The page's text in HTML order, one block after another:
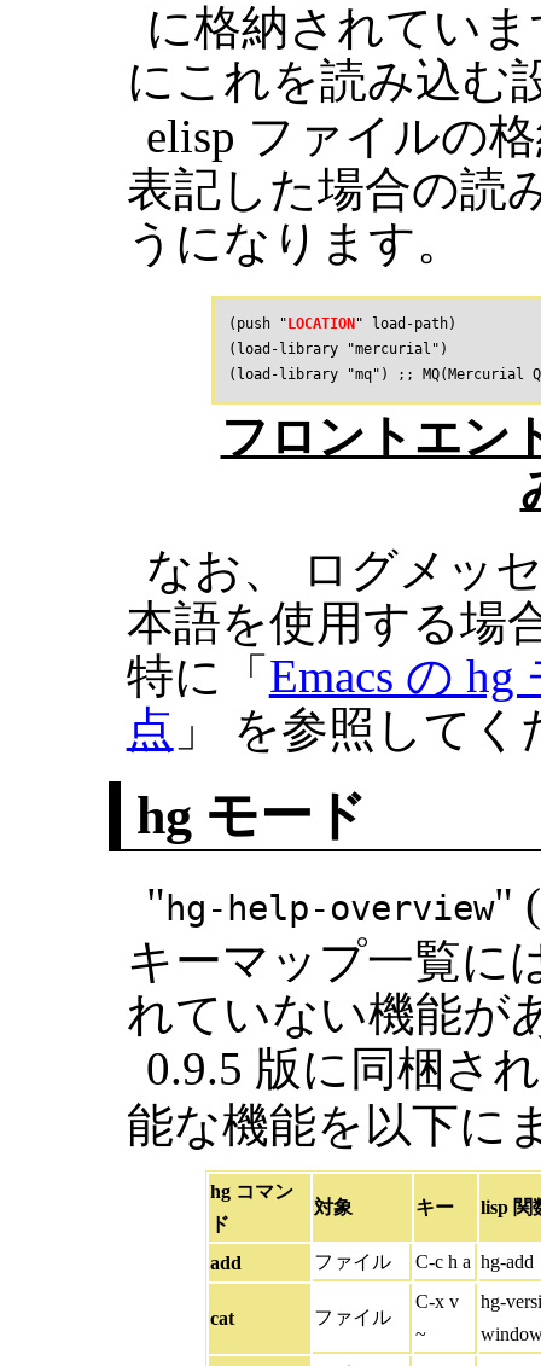
に格納されていま
にこれを読み込む
elisp ファイルの
表記した場合の読
うになります。
(push " LOCATION " load-path)
(load-library "mercurial")
フロントエン
なお、 ログメッ
本語を使用する場
特に「 Emacs の
点 」 を参照して
hg モード
"hg-help-overview"
キーマップ一覧に
れていない機能が
0.9.5 版に同梱さ
能な機能を以下に
hg コマン
ド
対象 キー lisp 関
add ファイル C-c h a hg-add
cat ファイル
C-x v
~
hg-